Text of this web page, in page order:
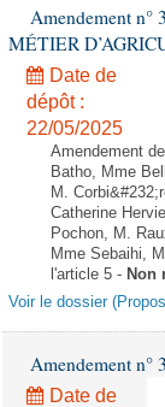
Amendement
MÉTIER
Date de
dépôt :
22/05/2025
Amendement
Batho, Mme
M.
Catherine
Pochon, M.
Mme Sebaihi,
l'article 5 - Non
Voir le dossier
Amendement n°
Date de